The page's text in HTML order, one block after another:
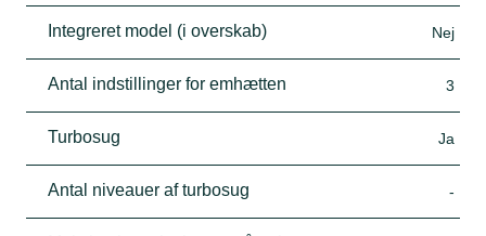
Integreret model (i overskab) Nej
Antal indstillinger for emhætten 3
Turbosug Ja
Antal niveauer af turbosug -